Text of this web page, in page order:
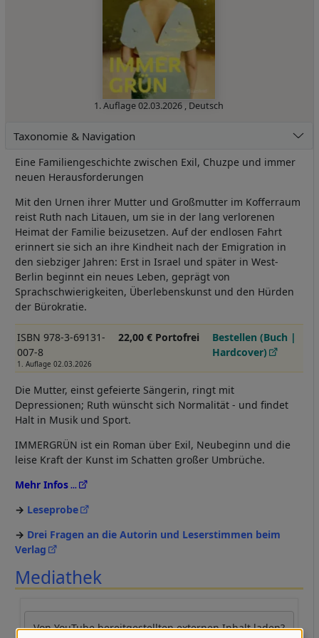
1. Auflage02.03.2026 , Deutsch
Taxonomie & Navigation
Eine Familiengeschichte zwischen Exil, Chuzpe und immer
neuen Herausforderungen
Mit den Urnen ihrer Mutter und Großmutter im Kofferraum
reist Ruth nach Litauen, um sie in der lang verlorenen
Heimat der Familie beizusetzen. Auf der endlosen Fahrt
erinnert sie sich an ihre Kindheit nach der Emigration in
den siebziger Jahren: Erst in Israel und später in West-
Berlin beginnt ein neues Leben, geprägt von
Sprachschwierigkeiten, Überlebenskunst und den Hürden
der Bürokratie.
ISBN 978-3-69131-
007-8
1. Auflage 02.03.2026
22,00 € Portofrei
Bestellen (Buch |
Hardcover)
Die Mutter, einst gefeierte Sängerin, ringt mit
Depressionen; Ruth wünscht sich Normalität - und findet
Halt in Musik und Sport.
IMMERGRÜN ist ein Roman über Exil, Neubeginn und die
leise Kraft der Kunst im Schatten großer Umbrüche.
Mehr Infos
Leseprobe
Drei Fragen an die Autorin und Leserstimmen beim
Verlag
Mediathek
VonYouTubebereitgestellten externen Inhalt laden?